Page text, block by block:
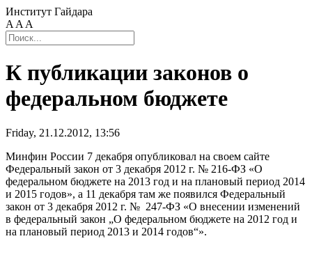
Институт Гайдара
A A A
К публикации законов о
федеральном бюджете
Friday, 21.12.2012, 13:56
Минфин России 7 декабря опубликовал на своем сайте
Федеральный закон от 3 декабря 2012 г. № 216-ФЗ «О
федеральном бюджете на 2013 год и на плановый период 2014
и 2015 годов», а 11 декабря там же появился Федеральный
закон от 3 декабря 2012 г. № 247-ФЗ «О внесении изменений
в федеральный закон „О федеральном бюджете на 2012 год и
на плановый период 2013 и 2014 годов“».